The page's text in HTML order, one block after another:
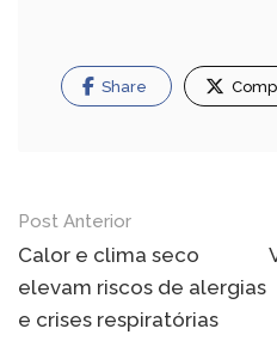
Share
Navegação
de
Post
Post Anterior
Calor e clima seco
elevam riscos de alergias
e crises respiratórias